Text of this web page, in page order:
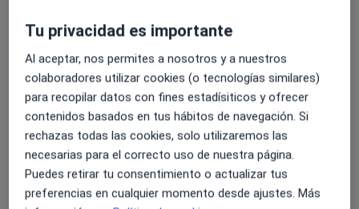
del problema y potenciar tus recursos para vivir con
menos limitaciones, con más seguridad y tranquilidad.
Principales enfermedades tratadas
Trastorno de ansiedad
Trauma psicológico en adultos
Depresión
Desarrollo y crecimiento personal
Conflictos interpersonales
+39 a11y_sr_more_diseases
Tu privacidad es importante
Al aceptar, nos permites a nosotros y a nuestros
colaboradores utilizar cookies (o tecnologías similares)
para recopilar datos con fines estadísiticos y ofrecer
contenidos basados en tus hábitos de navegación. Si
rechazas todas las cookies, solo utilizaremos las
necesarias para el correcto uso de nuestra página.
Puedes retirar tu consentimiento o actualizar tus
preferencias en cualquier momento desde ajustes. Más